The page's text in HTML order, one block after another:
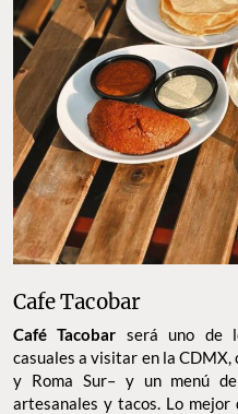
Cafe Tacobar
Café Tacobar será uno de
casuales a visitar en la CDMX,
y Roma Sur– y un menú de
artesanales y tacos. Lo mejor